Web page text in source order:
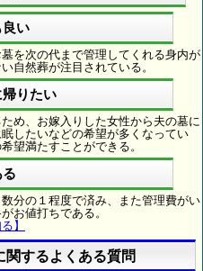
良い
を次の代まで管理してくれる身内が
自然葬が注目されている。
帰りたい
め、お嫁入りした女性から夫の墓に
したいなどの希望が多くなってい
望満たすことができる。
分の１程度で済み、また管理費がい
お値打ちである。
】
するよくある質問